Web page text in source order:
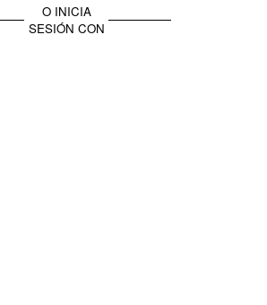
O INICIA
SESIÓN CON